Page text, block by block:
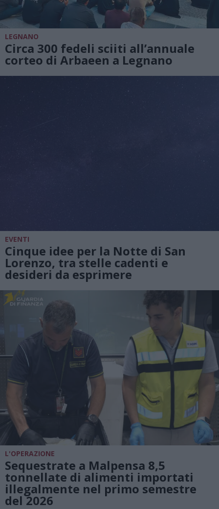
LEGNANO
Circa 300 fedeli sciiti all’annuale
corteo di Arbaeen a Legnano
EVENTI
Cinque idee per la Notte di San
Lorenzo, tra stelle cadenti e
desideri da esprimere
L'OPERAZIONE
Sequestrate a Malpensa 8,5
tonnellate di alimenti importati
illegalmente nel primo semestre
del 2026